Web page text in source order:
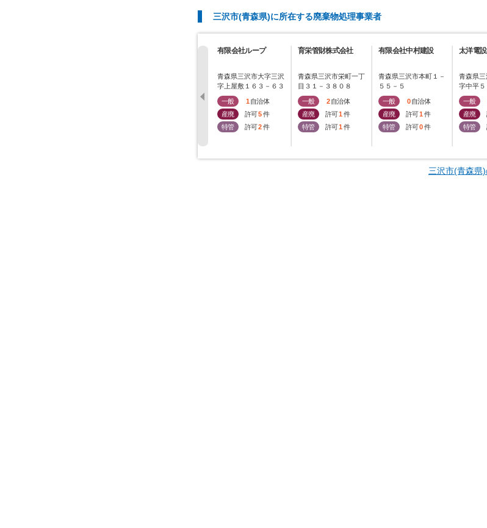
三沢市(青森県)に所在する廃棄物処理事業者
有限会社ループ
青森県三沢市大字三沢
字上屋敷１６３－６３
一般 1 自治体
産廃
許可5件
特管
許可2件
育栄管財株式会社
青森県三沢市栄町一丁
目３１－３８０８
一般 2 自治体
産廃
許可1 件
特管
許可1 件
有限会社中村建設
青森県三沢市本町１－
５５－５
一般 0 自治体
産廃
許可1 件
特管
許可0件
太洋電
青森県
字中平５
一般
産廃
特管
三沢市(青森県